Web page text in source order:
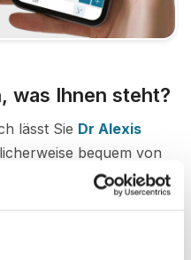
was Ihnen steht?
lässt Sie Dr Alexis
bequem von
Crisalix-Konto
Freunde und Familie an
einholen.